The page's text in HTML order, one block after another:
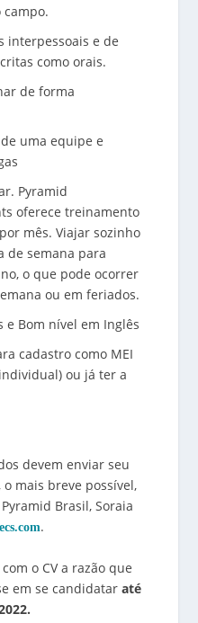
interpessoais e de
como orais.
de forma
uma equipe e
Pyramid
oferece treinamento
mês. Viajar sozinho
de semana para
o que pode ocorrer
ou em feriados.
e Bom nível em Inglês
cadastro como MEI
ou já ter a
​​devem enviar seu
mais breve possível,
Brasil, Soraia
.
o CV a razão que
em se candidatar até